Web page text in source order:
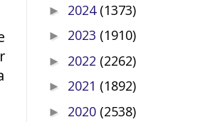
► 2024 (1373)
► 2023 (1910)
► 2022 (2262)
► 2021 (1892)
► 2020 (2538)